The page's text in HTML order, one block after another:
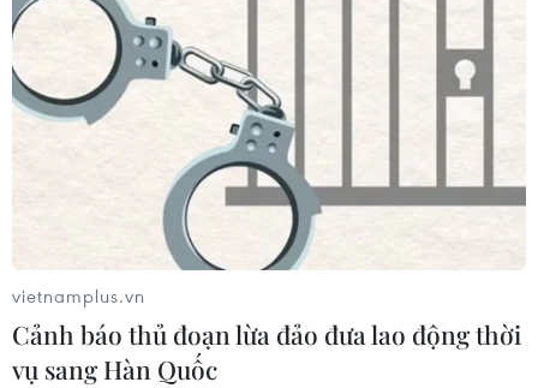
vietnamplus.vn
Cảnh báo thủ đoạn lừa đảo đưa lao động thời
vụ sang Hàn Quốc